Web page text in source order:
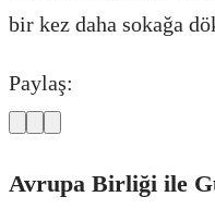
bir kez daha sokağa
Paylaş:
Avrupa Birliği ile